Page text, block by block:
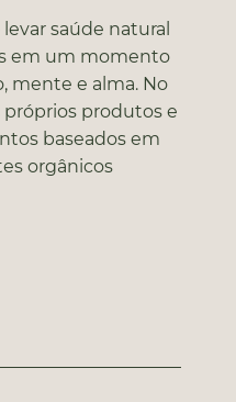
saúde natural
em um momento
mente e alma. No
próprios produtos e
baseados em
orgânicos